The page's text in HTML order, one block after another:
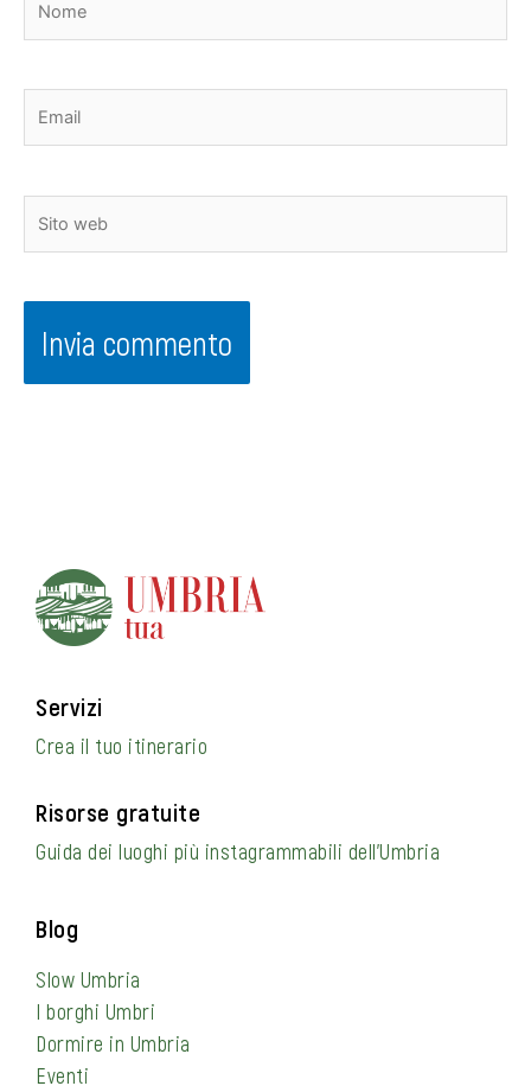
Servizi
Crea il tuo itinerario
Risorse gratuite
Guida dei luoghi più instagrammabili dell’Umbria
Blog
Slow Umbria
I borghi Umbri
Dormire in Umbria
Eventi